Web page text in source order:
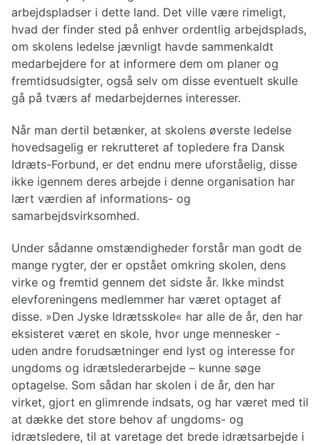
arbejdspladser i dette land. Det ville være rimeligt,
hvad der finder sted på enhver ordentlig arbejdsplads,
om skolens ledelse jævnligt havde sammenkaldt
medarbejdere for at informere dem om planer og
fremtidsudsigter, også selv om disse eventuelt skulle
gå på tværs af medarbejdernes interesser.
Når man dertil betænker, at skolens øverste ledelse
hovedsagelig er rekrutteret af topledere fra Dansk
Idræts-Forbund, er det endnu mere uforståelig, disse
ikke igennem deres arbejde i denne organisation har
lært værdien af informations- og
samarbejdsvirksomhed.
Under sådanne omstændigheder forstår man godt de
mange rygter, der er opstået omkring skolen, dens
virke og fremtid gennem det sidste år. Ikke mindst
elevforeningens medlemmer har været optaget af
disse. »Den Jyske Idrætsskole« har alle de år, den har
eksisteret været en skole, hvor unge mennesker -
uden andre forudsætninger end lyst og interesse for
ungdoms og idrætslederarbejde – kunne søge
optagelse. Som sådan har skolen i de år, den har
virket, gjort en glimrende indsats, og har været med til
at dække det store behov af ungdoms- og
idrætsledere, til at varetage det brede idrætsarbejde i